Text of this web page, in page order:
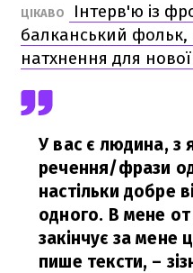
ЦІКАВО
Інтерв'ю із
балканський
натхнення для нової
У вас є людина, з
речення/фрази
настільки добре
одного. В мене
закінчує за мене
пише тексти, –